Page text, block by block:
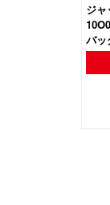
ジャ
バッ